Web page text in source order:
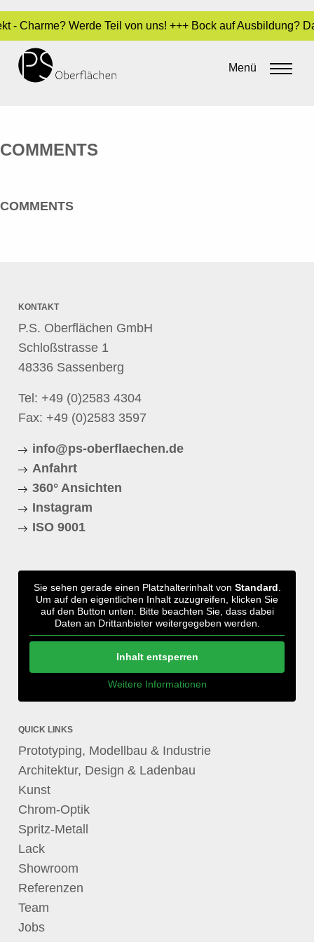
Werde Teil von uns! +++ Bock auf
Menü
MUSEUM UND PARK KALKRIESE
admin•23. Mai 2016
COMMENTS
COMMENTS
KONTAKT
P.S. Oberflächen GmbH
Schloßstrasse 1
48336 Sassenberg
Tel: +49 (0)2583 4304
Fax: +49 (0)2583 3597
info@ps-oberflaechen.de
Anfahrt
360° Ansichten
Instagram
ISO 9001
Sie sehen gerade einen Platzhalterinhalt von Standard
Um auf den eigentlichen Inhalt zuzugreifen, klicken Sie
auf den Button unten. Bitte beachten Sie, dass dabei
Daten an Drittanbieter weitergegeben werden.
Inhalt entsperren
Weitere Informationen
QUICK LINKS
Prototyping, Modellbau & Industrie
Architektur, Design & Ladenbau
Kunst
Chrom-Optik
Spritz-Metall
Lack
Showroom
Referenzen
Team
Jobs